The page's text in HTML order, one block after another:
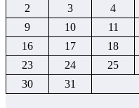
2
3 4
9
10 11
16
17 18
23
24 25
30
31